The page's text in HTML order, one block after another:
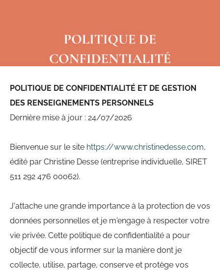
POLITIQUE DE CONFIDENTIALITÉ ET DE GESTION
DES RENSEIGNEMENTS PERSONNELS
Dernière mise à jour : 24/07/2026
Bienvenue sur le site https://www.christinedesse.com,
édité par Christine Desse (entreprise individuelle, SIRET
511 292 476 00062).
J'attache une grande importance à la protection de vos
données personnelles et je m'engage à respecter votre
vie privée. Cette politique de confidentialité a pour
objectif de vous informer sur la manière dont je
collecte, utilise, partage, conserve et protège vos